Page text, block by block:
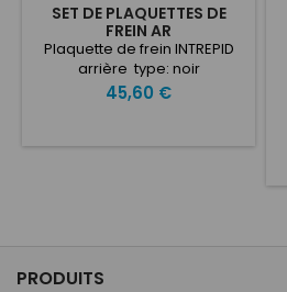
SET DE PLAQUETTES DE
FREIN AR
Plaquette de frein INTREPID
arrière type: noir
Prix
45,60 €
PRODUITS